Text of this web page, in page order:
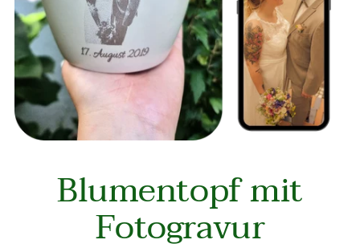
Blumentopf mit
Fotogravur